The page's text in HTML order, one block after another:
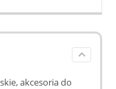
akcesoria do